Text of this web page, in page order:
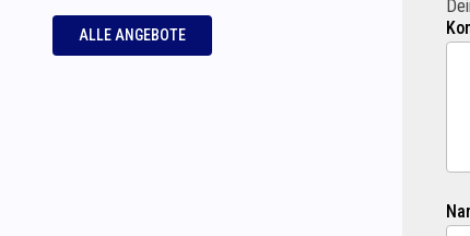
ALLE ANGEBOTE